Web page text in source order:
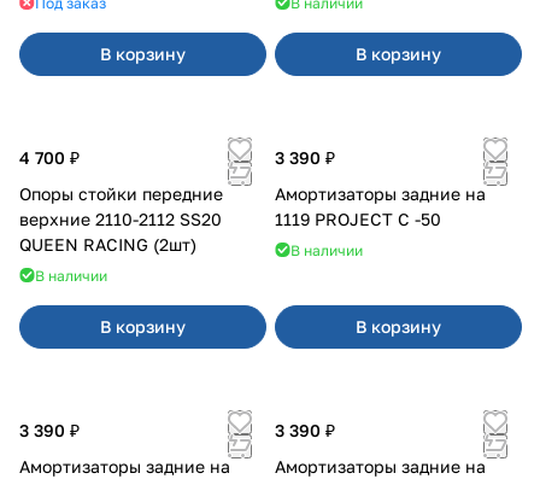
В корзину В корзину
4 700 ₽
Опоры стойки передние
верхние 2110-2112 SS20
QUEEN RACING (2шт)
В наличии
В корзину
3 390 ₽
Амортизаторы задние на
1119 PROJECT С -50
В наличии
В корзину
3 390 ₽
Амортизаторы задние на
3 390 ₽
Амортизаторы задние на